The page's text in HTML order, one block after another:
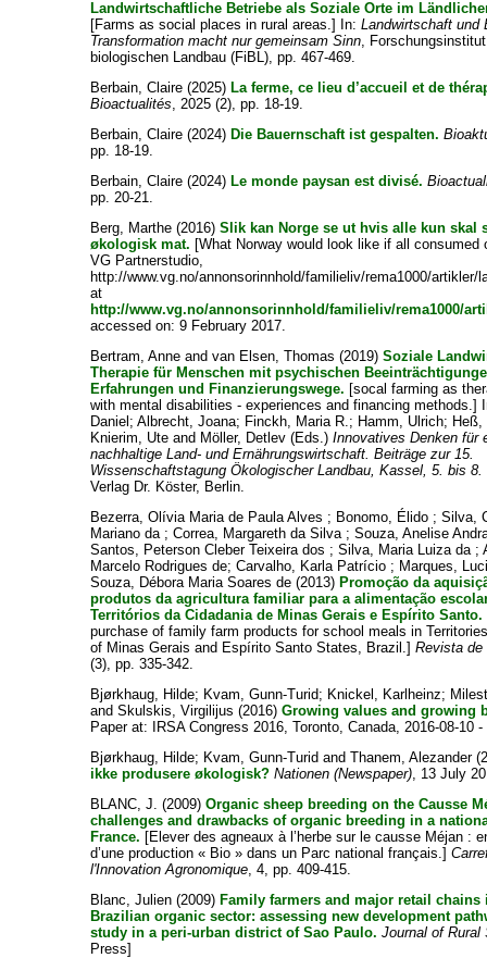
Landwirtschaftliche Betriebe als Soziale Orte im
[Farms as social places in rural areas.] In:Landwirtschaft und
Transformation macht nur gemeinsam Sinn,
biologischen Landbau (FiBL), pp. 467-469.
Berbain, Claire (2025) La ferme, ce lieu d’accueil et de
Bioactualités, 2025 (2), pp. 18-19.
Berbain, Claire (2024) Die Bauernschaft ist gespalten.
pp. 18-19.
Berbain, Claire (2024) Le monde paysan est divisé.
pp. 20-21.
Berg, Marthe (2016)Slik kan Norge se ut hvis alle kun skal
økologisk mat. [What Norway would look like if all consumed
VG Partnerstudio,
http://www.vg.no/annonsorinnhold/familieliv/rema1000/artikler/
at
http://www.vg.no/annonsorinnhold/familieliv/rema1000/
accessed on: 9 February 2017.
Bertram, Anne andvan Elsen, Thomas (2019)Soziale
Therapie für Menschen mit psychischen
Erfahrungen und Finanzierungswege. [socal farming as
with mental disabilities - experiences and financing methods.]
Daniel ;Albrecht, Joana; Finckh, Maria R.; Hamm, Ulrich; Heß,
Knierim, Ute and Möller, Detlev (Eds.)Innovatives Denken für
nachhaltige Land- und Ernährungswirtschaft. Beiträge zur 15.
Wissenschaftstagung Ökologischer Landbau, Kassel, 5. bis 8.
Verlag Dr. Köster, Berlin.
Bezerra, Olívia Maria de Paula Alves ; Bonomo, Élido ;Silva,
Mariano da ;Correa, Margareth da Silva ;Souza, Anelise
Santos, Peterson Cleber Teixeira dos ;Silva, Maria Luiza da ;
Marcelo Rodrigues de;Carvalho, Karla Patrício ; Marques,
Souza, Débora Maria Soares de(2013) Promoção da
produtos da agricultura familiar para a alimentação
Territórios da Cidadania de Minas Gerais e Espírito Santo.
purchase of family farm products for school meals in
of Minas Gerais and Espírito Santo States, Brazil.]Revista de
(3), pp. 335-342.
Bjørkhaug, Hilde; Kvam, Gunn-Turid; Knickel, Karlheinz;
andSkulskis, Virgilijus (2016)Growing values and growing
Paper at: IRSA Congress 2016, Toronto, Canada, 2016-08-10 -
Bjørkhaug, Hilde; Kvam, Gunn-Turid andThanem, Alezander
ikke produsere økologisk? Nationen (Newspaper), 13 July
BLANC, J.(2009)Organic sheep breeding on the Causse
challenges and drawbacks of organic breeding in a
France. [Elever des agneaux à l’herbe sur le causse Méjan :
d’une production « Bio » dans un Parc national français.]
l'Innovation Agronomique, 4, pp. 409-415.
Blanc, Julien(2009) Family farmers and major retail chains
Brazilian organic sector: assessing new development
study in a peri-urban district of Sao Paulo. Journal of Rural
Press]